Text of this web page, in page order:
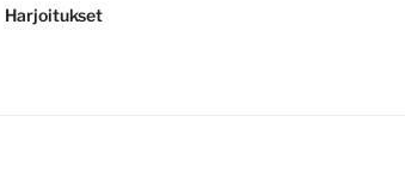
Harjoitukset